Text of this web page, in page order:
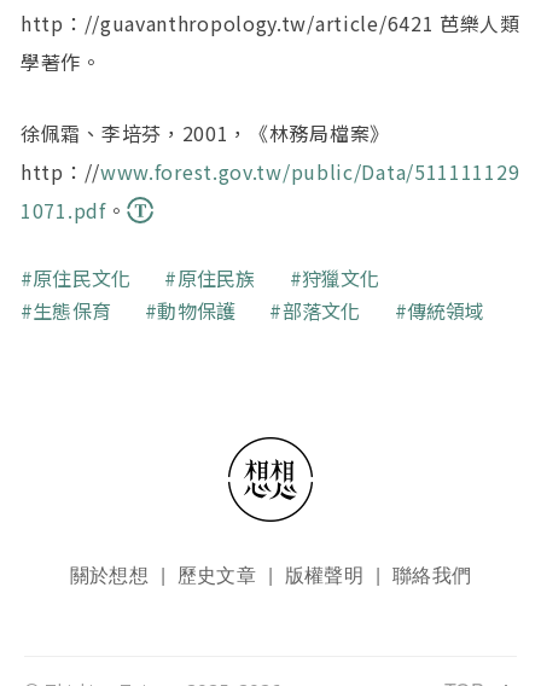
http：//guavanthropology.tw/article/6421 芭樂人類
學著作。
徐佩霜、李培芬，2001，《林務局檔案》
http：//www.forest.gov.tw/public/Data/511111129
1071.pdf。
關鍵字
原住民文化 原住民族
狩獵文化
生態保育
動物保護 部落文化 傳統領域
頁尾選單關於想想 歷史文章 版權聲明 聯絡我們